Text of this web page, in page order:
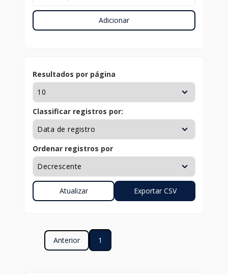
Adicionar
Resultados por página
Classificar registros por:
Ordenar registros por
Anterior 1